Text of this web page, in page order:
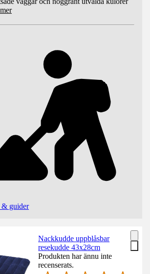
mer
& guider
Nackkudde uppblåsbar
resekudde 43x28cm
Produkten har ännu inte
recenserats.